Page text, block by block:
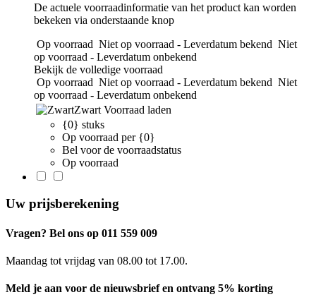
De actuele voorraadinformatie van het product kan worden
bekeken via onderstaande knop
Op voorraad Niet op voorraad - Leverdatum bekend Niet
op voorraad - Leverdatum onbekend
Bekijk de volledige voorraad
Op voorraad Niet op voorraad - Leverdatum bekend Niet
op voorraad - Leverdatum onbekend
Zwart Voorraad laden
{0} stuks
Op voorraad per {0}
Bel voor de voorraadstatus
Op voorraad
Uw prijsberekening
Vragen? Bel ons op 011 559 009
Maandag tot vrijdag van 08.00 tot 17.00.
Meld je aan voor de nieuwsbrief en ontvang 5% korting